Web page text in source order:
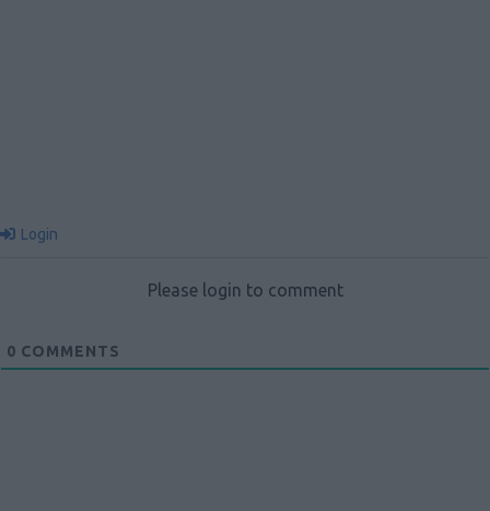
Login
Please login to comment
0 COMMENTS